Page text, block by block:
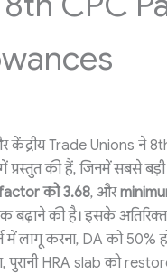
केंद्रीय Trade Unions ने
प्रस्तुत की हैं, जिनमें सबसे बड़ी
को 3.68, और
बढ़ाने की है। इसके
में लागू करना, DA को 50%
HRA slab को